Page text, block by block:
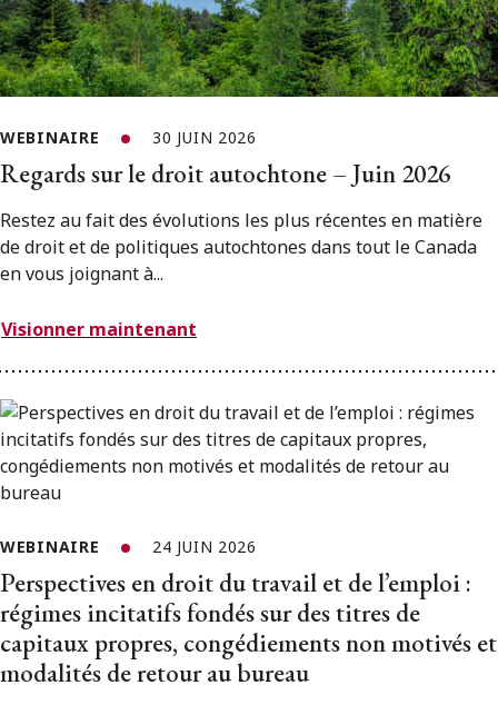
WEBINAIRE 30 JUIN 2026
Regards sur le droit autochtone – Juin 2026
Restez au fait des évolutions les plus récentes en matière
de droit et de politiques autochtones dans tout le Canada
en vous joignant à...
Visionner maintenant
WEBINAIRE 24 JUIN 2026
Perspectives en droit du travail et de l’emploi :
régimes incitatifs fondés sur des titres de
capitaux propres, congédiements non motivés et
modalités de retour au bureau